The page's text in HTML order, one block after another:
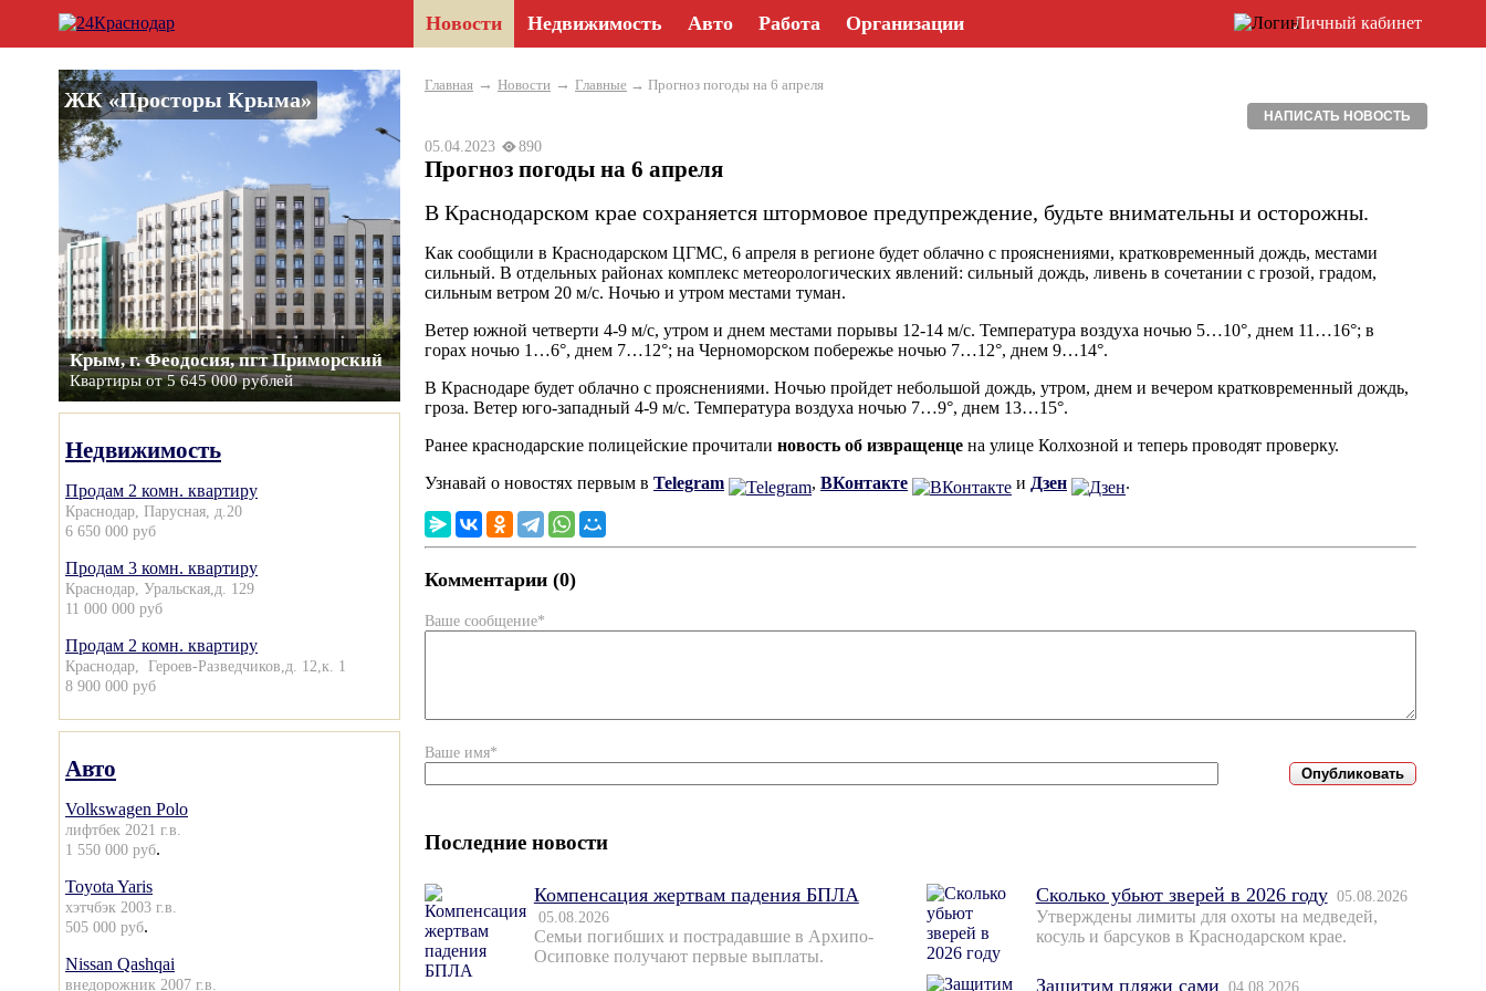
Новости Недвижимость Авто Работа Организации Личный кабинет
ЖК «Просторы Крыма»
Крым, г. Феодосия, пгт Приморский
Квартиры от 5 645 000 рублей
Недвижимость
Продам 2 комн. квартиру
Краснодар, Парусная, д.20
6 650 000 руб
Продам 3 комн. квартиру
Краснодар, Уральская,д. 129
11 000 000 руб
Продам 2 комн. квартиру
Краснодар, Героев-Разведчиков,д. 12,к. 1
8 900 000 руб
Авто
Volkswagen Polo
лифтбек 2021 г.в.
1 550 000 руб.
Toyota Yaris
хэтчбэк 2003 г.в.
505 000 руб.
Nissan Qashqai
внедорожник 2007 г.в.
Главная → Новости → Главные → Прогноз погоды на 6 апреля
НАПИСАТЬ НОВОСТЬ
05.04.2023 890
Прогноз погоды на 6 апреля
В Краснодарском крае сохраняется штормовое предупреждение, будьте внимательны и осторожны.
Как сообщили в Краснодарском ЦГМС, 6 апреля в регионе будет облачно с прояснениями, кратковременный дождь, местами
сильный. В отдельных районах комплекс метеорологических явлений: сильный дождь, ливень в сочетании с грозой, градом,
сильным ветром 20 м/с. Ночью и утром местами туман.
Ветер южной четверти 4-9 м/с, утром и днем местами порывы 12-14 м/с. Температура воздуха ночью 5…10°, днем 11…16°; в
горах ночью 1…6°, днем 7…12°; на Черноморском побережье ночью 7…12°, днем 9…14°.
В Краснодаре будет облачно с прояснениями. Ночью пройдет небольшой дождь, утром, днем и вечером кратковременный дождь,
гроза. Ветер юго-западный 4-9 м/с. Температура воздуха ночью 7…9°, днем 13…15°.
Ранее краснодарские полицейские прочитали новость об извращенце на улице Колхозной и теперь проводят проверку.
Узнавай о новостях первым в Telegram , ВКонтакте и Дзен .
Комментарии (0)
Ваше сообщение*
Ваше имя*
Последние новости
Компенсация жертвам падения БПЛА
05.08.2026
Семьи погибших и пострадавшие в Архипо-
Осиповке получают первые выплаты.
Сколько убьют зверей в 2026 году 05.08.2026
Утверждены лимиты для охоты на медведей,
косуль и барсуков в Краснодарском крае.
Защитим пляжи сами 04.08.2026